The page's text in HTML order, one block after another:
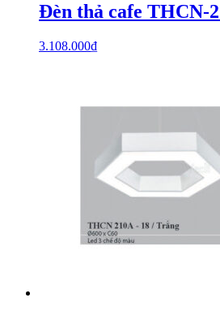
Đèn thả cafe THCN-
3.108.000₫